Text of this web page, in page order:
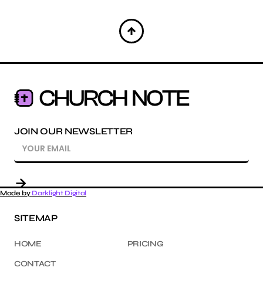
JOIN OUR NEWSLETTER
SITEMAP
HOME
PRICING
CONTACT
Made by Darklight Digital